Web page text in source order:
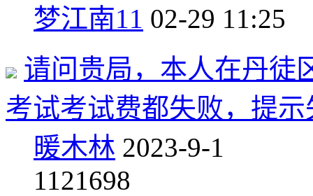
梦江南11 02-29 11:25
请问贵局，本人在丹徒
考试考试费都失败，提示
暖木林 2023-9-1
1121698